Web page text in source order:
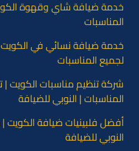
خدمة ضيافة شاي وقهوة
المناسبات
خدمة ضيافة نسائي في الكويت
لجميع المناسبات
شركة تنظيم مناسبات الكويت |
المناسبات | النوبي للضيافة
أفضل فلبينيات ضيافة الكويت
النوبي للضيافة